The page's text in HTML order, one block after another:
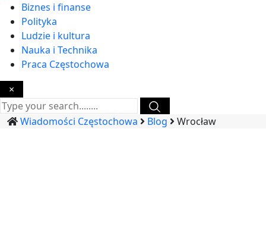
Biznes i finanse
Polityka
Ludzie i kultura
Nauka i Technika
Praca Częstochowa
×
Wiadomości Częstochowa Blog Wrocław